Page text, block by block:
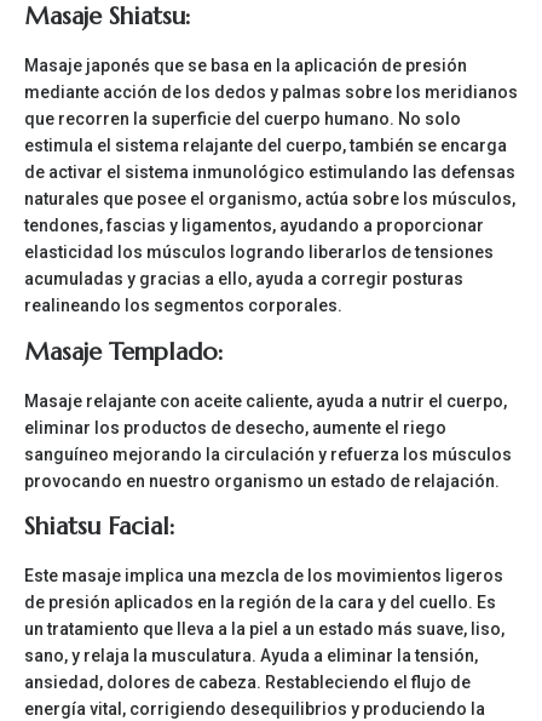
Masaje Shiatsu:
Masaje japonés que se basa en la aplicación de presión
mediante acción de los dedos y palmas sobre los meridianos
que recorren la superficie del cuerpo humano. No solo
estimula el sistema relajante del cuerpo, también se encarga
de activar el sistema inmunológico estimulando las defensas
naturales que posee el organismo, actúa sobre los músculos,
tendones, fascias y ligamentos, ayudando a proporcionar
elasticidad los músculos logrando liberarlos de tensiones
acumuladas y gracias a ello, ayuda a corregir posturas
realineando los segmentos corporales.
Masaje Templado:
Masaje relajante con aceite caliente, ayuda a nutrir el cuerpo,
eliminar los productos de desecho, aumente el riego
sanguíneo mejorando la circulación y refuerza los músculos
provocando en nuestro organismo un estado de relajación.
Shiatsu Facial:
Este masaje implica una mezcla de los movimientos ligeros
de presión aplicados en la región de la cara y del cuello. Es
un tratamiento que lleva a la piel a un estado más suave, liso,
sano, y relaja la musculatura. Ayuda a eliminar la tensión,
ansiedad, dolores de cabeza. Restableciendo el flujo de
energía vital, corrigiendo desequilibrios y produciendo la